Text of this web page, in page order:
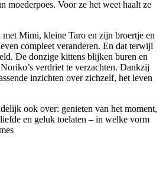
moederpoes. Voor ze het weet haalt ze
met Mimi, kleine Taro en zijn broertje en
compleet veranderen. En dat terwijl
De donzige kittens blijken buren en
verdriet te verzachten. Dankzij
inzichten over zichzelf, het leven
ook over: genieten van het moment,
en geluk toelaten – in welke vorm